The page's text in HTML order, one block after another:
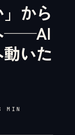
から
──AI
いた
MIN